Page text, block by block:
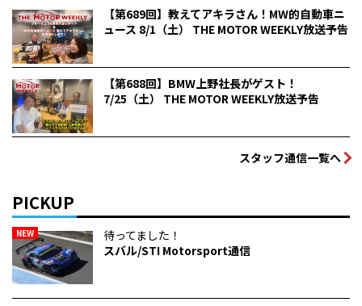
【第689回】教えてアキラさん！MW的自動車ニ
ュース 8/1（土） THE MOTOR WEEKLY放送予告
【第688回】BMW上野社長がゲスト！
7/25（土） THE MOTOR WEEKLY放送予告
スタッフ通信一覧へ
PICKUP
NEW
待ってました！
スバル/STI Motorsport通信